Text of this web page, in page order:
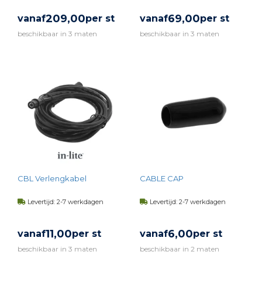
vanaf209,00per st
beschikbaar in 3 maten
vanaf69,00per st
beschikbaar in 3 maten
CBL Verlengkabel
Levertijd: 2-7 werkdagen
vanaf11,00per st
beschikbaar in 3 maten
CABLE CAP
Levertijd: 2-7 werkdagen
vanaf6,00per st
beschikbaar in 2 maten